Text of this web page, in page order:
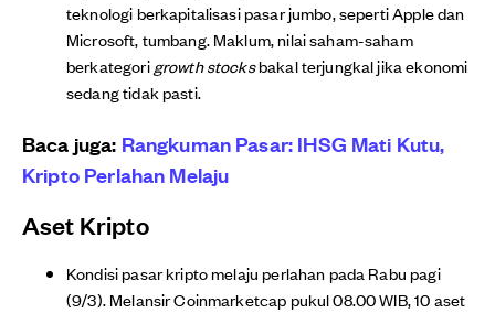
teknologi berkapitalisasi pasar jumbo, seperti Apple dan
Microsoft, tumbang. Maklum, nilai saham-saham
berkategorigrowth stocksbakal terjungkal jika ekonomi
sedang tidak pasti.
Baca juga: Rangkuman Pasar: IHSG Mati Kutu,
Kripto Perlahan Melaju
Aset Kripto
Kondisi pasar kripto melaju perlahan pada Rabu pagi
(9/3). Melansir Coinmarketcap pukul 08.00 WIB, 10 aset